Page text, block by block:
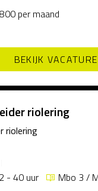
per maand
BEKIJK VACATURE
riolering
riolering
- 40 uur
Mbo 3 /